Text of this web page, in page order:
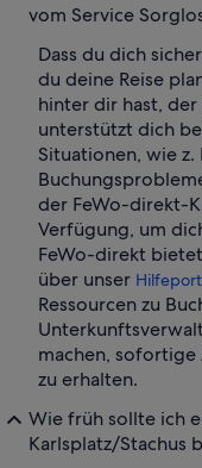
vom Service
Dass du dich
du deine Reise
hinter dir hast,
unterstützt dich
Situationen, wie
der FeWo-direkt-
Verfügung, um
FeWo-direkt
über unser
Ressourcen zu
machen,
zu erhalten.
Wie früh sollte ich
Karlsplatz/Stachus